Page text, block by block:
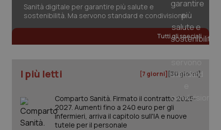
Sanità digitale per garantire più salute e
sostenibilità. Ma servono standard e condivisione
Tutti gli speciali
I più letti [7 giorni] [30 giorni]
Comparto Sanità. Firmato il contratto 2025-
2027. Aumenti fino a 240 euro per gli
infermieri, arriva il capitolo sull'IA e nuove
tutele per il personale
_ga
Google LLC
.quotidianosanita.it